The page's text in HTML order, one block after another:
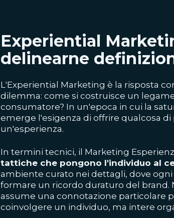
Experiential
delinearne
L'Experiential Marketing è la risposta
dilemma: come si costruisce un
consumatore? In un'epoca in cui la
emerge l'esigenza di offrire qualcosa
un'esperienza.
In termini tecnici, il Marketing
tattiche che pongono l'individuo al
ambiente curato nei dettagli, dove
formare un ricordo duraturo del brand.
assume una connotazione particolare
coinvolgere un individuo, ma intere